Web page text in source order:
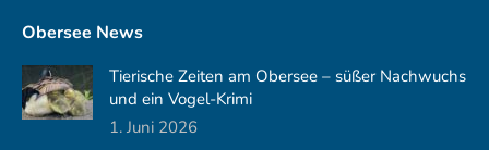
Obersee News
Tierische Zeiten am Obersee – süßer Nachwuchs
und ein Vogel-Krimi
1. Juni 2026